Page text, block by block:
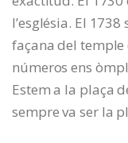
l’església. El
façana del temple
números ens
Estem a la plaça
sempre va ser la